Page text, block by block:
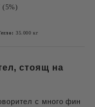
(5%)
35.000 кг
стоящ на
с много фин